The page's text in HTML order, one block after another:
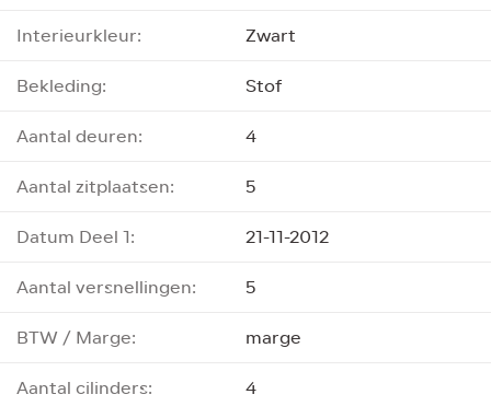
Interieurkleur:
Zwart
Bekleding:
Stof
Aantal deuren:
4
Aantal zitplaatsen:
5
Datum Deel 1:
21-11-2012
Aantal versnellingen:
5
BTW / Marge:
marge
Aantal cilinders:
4